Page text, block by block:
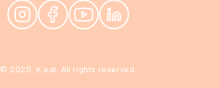
© 2025, K.eat. All rights reserved.